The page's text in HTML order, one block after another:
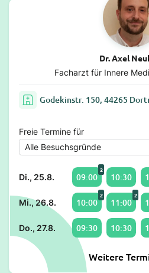
Dr. Axel
Facharzt für Innere
Godekinstr. 150, 44265
Freie Termine für
Di., 25.8. 09:00
2
10:30
Mi., 26.8. 10:00
2
11:00
2
Do., 27.8. 09:30 10:30
Weitere